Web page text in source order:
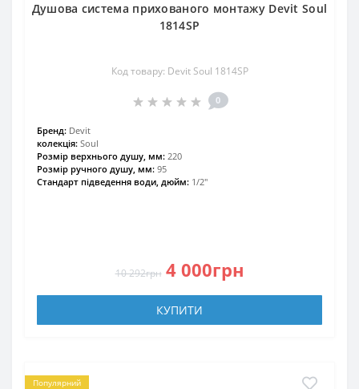
Душова система прихованого монтажу Devit Soul
1814SP
Код товару: Devit Soul 1814SP
0
Бренд: Devit
колекція: Soul
Розмір верхнього душу, мм: 220
Розмір ручного душу, мм: 95
Стандарт підведення води, дюйм: 1/2"
10 292грн 4 000грн
КУПИТИ
Популярний